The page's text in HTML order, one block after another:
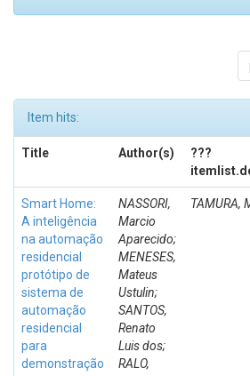
Item hits:
Title Author(s)
???
Smart Home:
A inteligência
na automação
residencial
protótipo de
sistema de
automação
residencial
para
demonstração
NASSORI,
Marcio
Aparecido;
MENESES,
Mateus
Ustulin;
SANTOS,
Renato
Luis dos;
RALO,
TAMURA,